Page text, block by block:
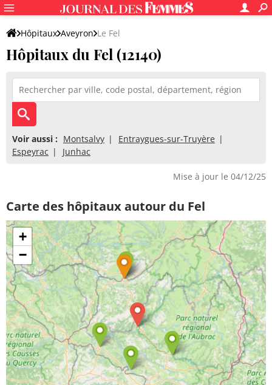
Hôpitaux Aveyron Le Fel
Hôpitaux du Fel (12140)
Voir aussi : Montsalvy
Entraygues-sur-Truyère
Espeyrac
Junhac
Mise à jour le 04/12/25
Carte des hôpitaux autour du Fel
+
−